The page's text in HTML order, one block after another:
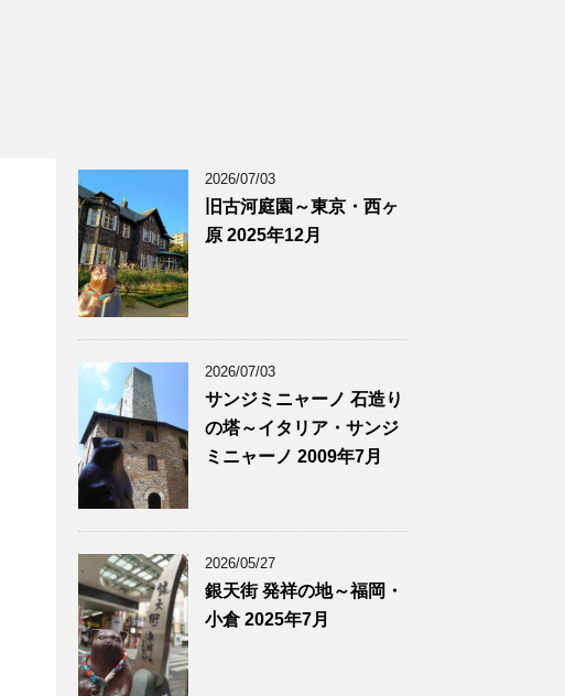
2026/07/03
旧古河庭園～東京・西ヶ
原 2025年12月
2026/07/03
サンジミニャーノ 石造り
の塔～イタリア・サンジ
ミニャーノ 2009年7月
2026/05/27
銀天街 発祥の地～福岡・
小倉 2025年7月